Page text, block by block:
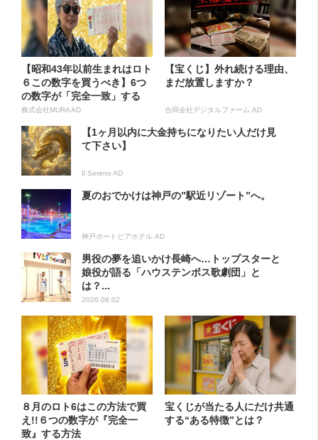
【昭和43年以前生まれはロト
６この数字を買うべき】6つ
の数字が「完全一致」する
方...
株式会社MURA AD
【宝くじ】外れ続ける理由、
まだ放置しますか？
合同会社デジタルファーム AD
【1ヶ月以内に大金持ちになりたい人だけ見
て下さい】
Il Sereno AD
夏のおでかけは神戸の”駅近リゾート”へ。
神戸ポートピアホテル AD
男役の夢を追いかけ長崎へ…トップスターと
娘役が語る「ハウステンボス歌劇団」と
は？...
2026.08.02
８月のロト6はこの方法で買
え!!６つの数字が『完全一
致』する方法
宝くじが当たる人にだけ共通
する“ある特徴”とは？